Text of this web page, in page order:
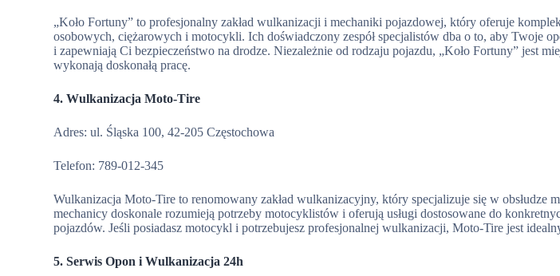
„Koło Fortuny” to profesjonalny zakład wulkanizacji i mechaniki pojazdowej, który oferuje
osobowych, ciężarowych i motocykli. Ich doświadczony zespół specjalistów dba o to, aby Twoje
i zapewniają Ci bezpieczeństwo na drodze. Niezależnie od rodzaju pojazdu, „Koło Fortuny” jest
wykonają doskonałą pracę.
4. Wulkanizacja Moto-Tire
Adres: ul. Śląska 100, 42-205 Częstochowa
Telefon: 789-012-345
Wulkanizacja Moto-Tire to renomowany zakład wulkanizacyjny, który specjalizuje się w
mechanicy doskonale rozumieją potrzeby motocyklistów i oferują usługi dostosowane do
pojazdów. Jeśli posiadasz motocykl i potrzebujesz profesjonalnej wulkanizacji, Moto-Tire jest
5. Serwis Opon i Wulkanizacja 24h